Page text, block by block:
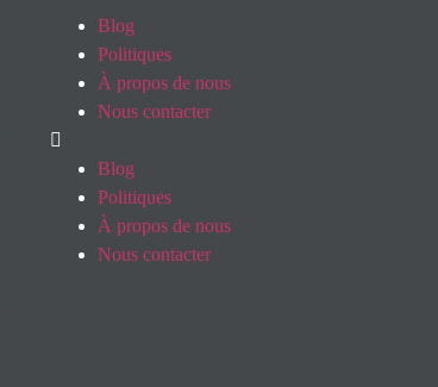
Blog
Politiques
À propos de nous
Nous contacter
Blog
Politiques
À propos de nous
Nous contacter